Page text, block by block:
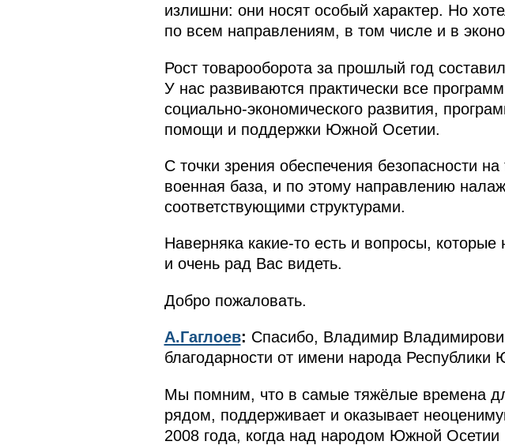
излишни: они носят особый характер. Но
по всем направлениям, в том числе и в
Рост товарооборота за прошлый год
У нас развиваются практически все
социально-экономического развития,
помощи и поддержки Южной Осетии.
С точки зрения обеспечения безопасности
военная база, и по этому направлению
соответствующими структурами.
Наверняка какие-то есть и вопросы,
и очень рад Вас видеть.
Добро пожаловать.
А.Гаглоев: Спасибо, Владимир
благодарности от имени народа Республики
Мы помним, что в самые тяжёлые времена
рядом, поддерживает и оказывает
2008 года, когда над народом Южной Осетии